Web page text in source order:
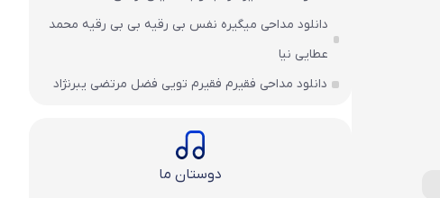
دانلود مداحی میگیره نفس بی رقیه بی بی رقیه محمد
عطایی نیا
دانلود مداحی فقیرم فقیرم تویی فضل مرتضی یبرنژاد
دوستان ما